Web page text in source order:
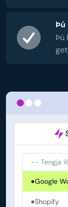
Þú
-- Tengja
Google
Shopify